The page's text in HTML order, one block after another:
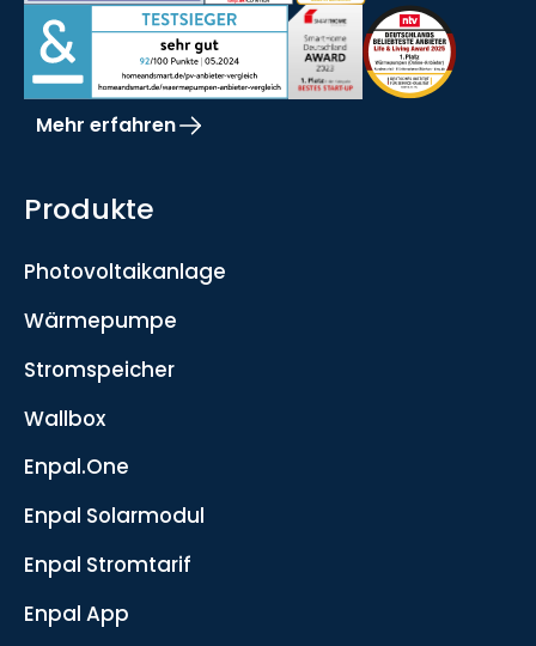
Mehr erfahren
Produkte
Photovoltaikanlage
Wärmepumpe
Stromspeicher
Wallbox
Enpal.One
Enpal Solarmodul
Enpal Stromtarif
Enpal App